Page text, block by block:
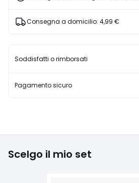
Consegna a domicilio: 4,99 €
Soddisfatti o rimborsati
Pagamento sicuro
Scelgo il mio set